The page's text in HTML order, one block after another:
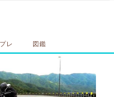
レ 図鑑